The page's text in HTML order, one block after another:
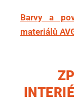
Barvy a
materiálů